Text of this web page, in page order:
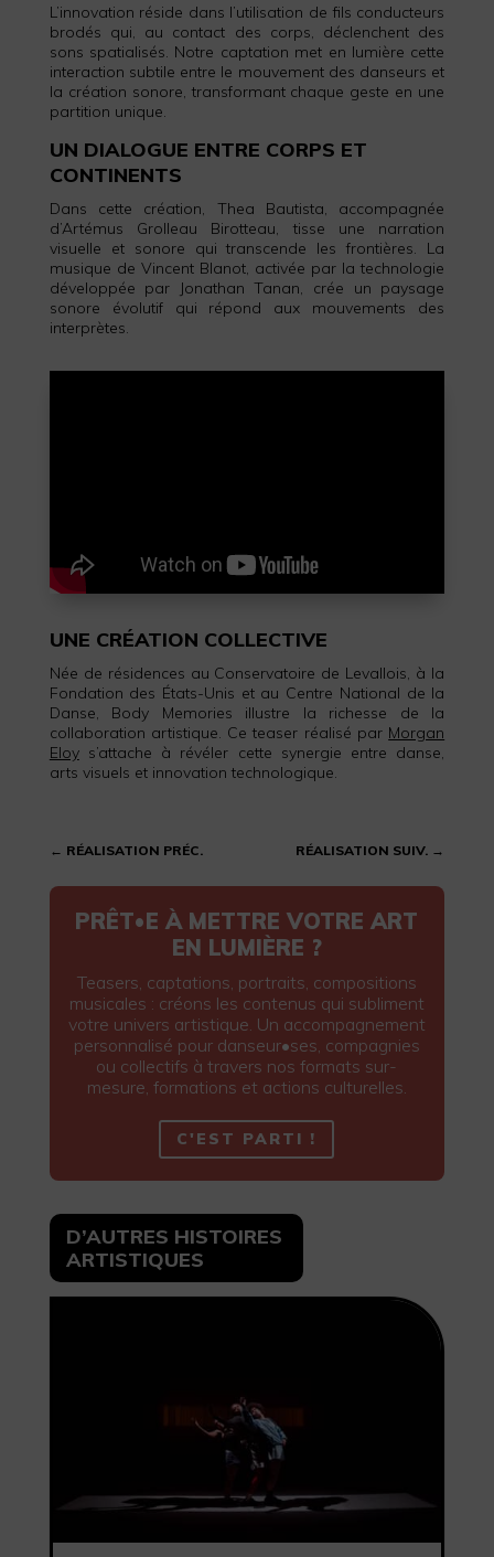
L’innovation réside dans l’utilisation de fils conducteurs
brodés qui, au contact des corps, déclenchent des
sons spatialisés. Notre captation met en lumière cette
interaction subtile entre le mouvement des danseurs et
la création sonore, transformant chaque geste en une
partition unique.
UN DIALOGUE ENTRE CORPS ET
CONTINENTS
Dans cette création, Thea Bautista, accompagnée
d’Artémus Grolleau Birotteau, tisse une narration
visuelle et sonore qui transcende les frontières. La
musique de Vincent Blanot, activée par la technologie
développée par Jonathan Tanan, crée un paysage
sonore évolutif qui répond aux mouvements des
interprètes.
UNE CRÉATION COLLECTIVE
Née de résidences au Conservatoire de Levallois, à la
Fondation des États-Unis et au Centre National de la
Danse, Body Memories illustre la richesse de la
collaboration artistique. Ce teaser réalisé par Morgan
Eloys’attache à révéler cette synergie entre danse,
arts visuels et innovation technologique.
← RÉALISATION PRÉC. RÉALISATION SUIV. →
PRÊT•E À METTRE VOTRE ART
EN LUMIÈRE ?
Teasers, captations, portraits, compositions
musicales : créons les contenus qui subliment
votre univers artistique. Un accompagnement
personnalisé pour danseur•ses, compagnies
ou collectifs à travers nos formats sur-
mesure, formations et actions culturelles.
C'EST PARTI !
D’AUTRES HISTOIRES
ARTISTIQUES